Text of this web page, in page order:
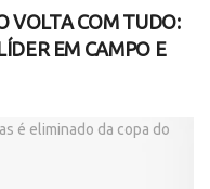
VOLTA COM TUDO:
EM CAMPO E